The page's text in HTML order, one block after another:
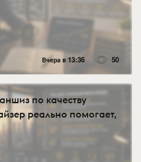
Вчера в 13:36 50
по качеству
реально помогает,